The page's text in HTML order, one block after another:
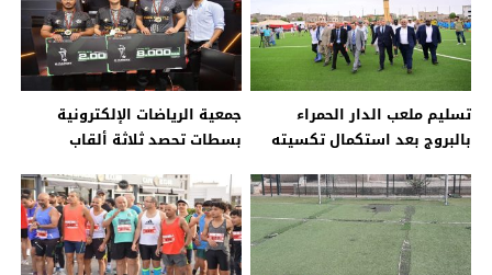
تسليم ملعب الدار الحمراء
بالبروج بعد استكمال تكسيته
جمعية الرياضات الإلكترونية
بسطات تحصد ثلاثة ألقاب